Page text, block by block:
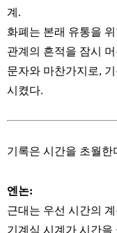
계.
화폐는 본래 유통을
관계의 흔적을 잠시
문자와 마찬가지로,
시켰다.
기록은 시간을 초월한
엔논:
근대는 우선 시간의
기계식 시계가 시간을